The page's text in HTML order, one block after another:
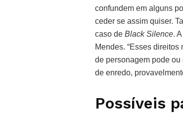
confundem em alguns
ceder se assim quiser.
caso de Black Silence.
Mendes. “Esses
de personagem pode
de enredo,
Possíveis